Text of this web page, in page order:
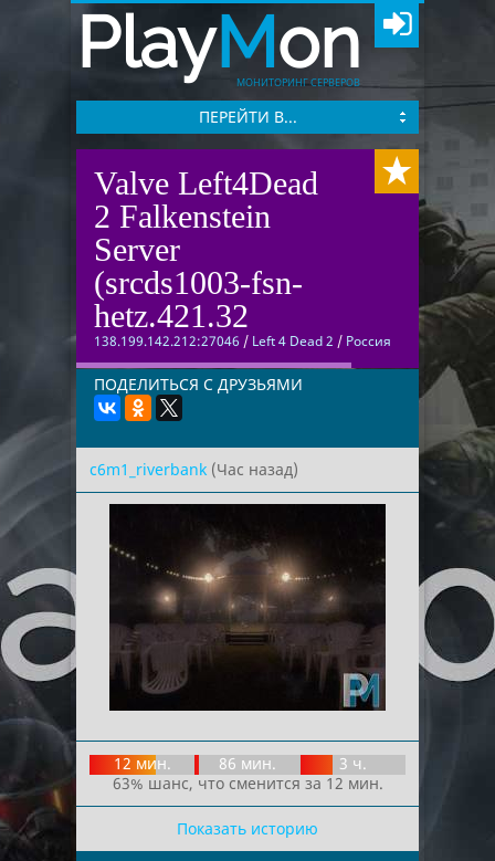
PlayMon
МОНИТОРИНГ СЕРВЕРОВ
ПЕРЕЙТИ В...
Valve Left4Dead
2 Falkenstein
Server
(srcds1003-fsn-
hetz.421.32
138.199.142.212:27046 / Left 4 Dead 2 / Россия
ПОДЕЛИТЬСЯ С ДРУЗЬЯМИ
c6m1_riverbank (Час назад)
12 мин. 86 мин.
3 ч.
63% шанс, что сменится за 12 мин.
Показать историю